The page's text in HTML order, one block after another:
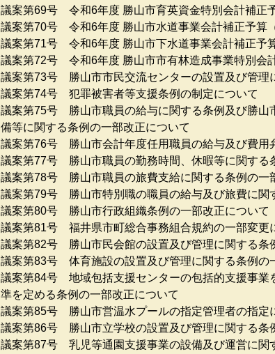
議案第69号 令和6年度 勝山市育英資金特別会計補正
議案第70号 令和6年度 勝山市水道事業会計補正予算
議案第71号 令和6年度 勝山市下水道事業会計補正予
議案第72号 令和6年度 勝山市市有林造成事業特別会
議案第73号 勝山市市民交流センターの設置及び管理
議案第74号 犯罪被害者等支援条例の制定について
議案第75号 勝山市職員の給与に関する条例及び勝山
備等に関する条例の一部改正について
議案第76号 勝山市会計年度任用職員の給与及び費用
議案第77号 勝山市職員の勤務時間、休暇等に関する
議案第78号 勝山市職員の旅費支給に関する条例の一
議案第79号 勝山市特別職の職員の給与及び旅費に関
議案第80号 勝山市行政組織条例の一部改正について
議案第81号 福井県市町総合事務組合規約の一部変更
議案第82号 勝山市民会館の設置及び管理に関する条
議案第83号 体育施設の設置及び管理に関する条例の
議案第84号 地域包括支援センターの包括的支援事業
準を定める条例の一部改正について
議案第85号 勝山市営温水プールの指定管理者の指定
議案第86号 勝山市立学校の設置及び管理に関する条
議案第87号 乳児等通園支援事業の設備及び運営に関